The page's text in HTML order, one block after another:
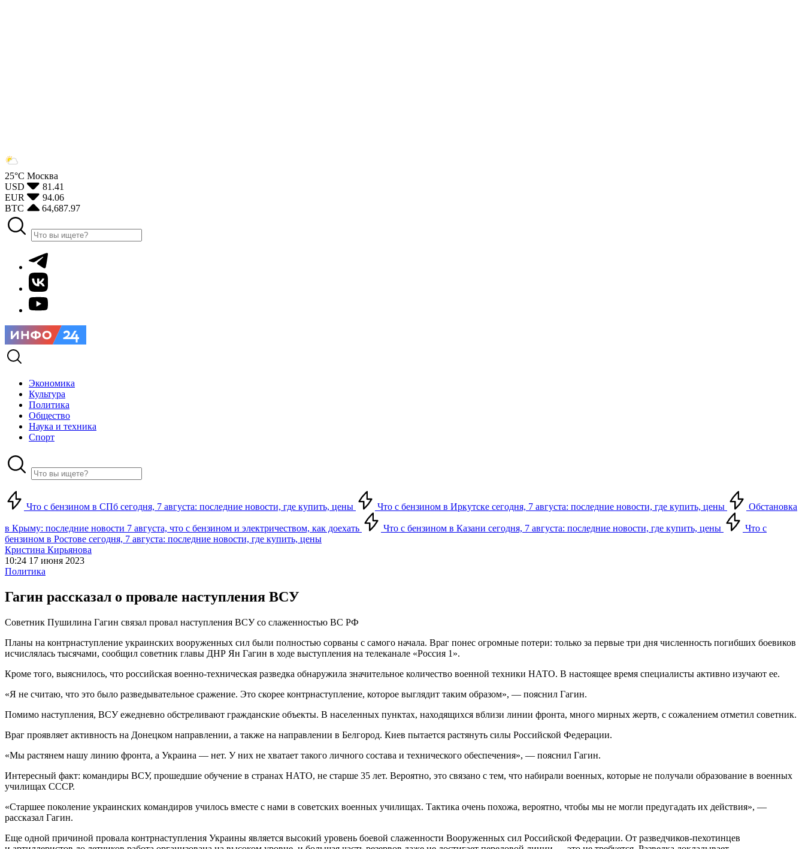
25°С Москва
USD
81.41
EUR
94.06
BTC
64,687.97
Экономика
Культура
Политика
Общество
Наука и техника
Спорт
Что с бензином в СПб сегодня, 7 августа: последние новости, где купить, цены Что с бензином в Иркутске сегодня, 7 августа: последние новости, где купить, цены Обстановка
в Крыму: последние новости 7 августа, что с бензином и электричеством, как доехать Что с бензином в Казани сегодня, 7 августа: последние новости, где купить, цены
Что с
бензином в Ростове сегодня, 7 августа: последние новости, где купить, цены
Кристина Кирьянова
10:24 17 июня 2023
Политика
Гагин рассказал о провале наступления ВСУ
Советник Пушилина Гагин связал провал наступления ВСУ со слаженностью ВС РФ
Планы на контрнаступление украинских вооруженных сил были полностью сорваны с самого начала. Враг понес огромные потери: только за первые три дня численность погибших боевиков
исчислялась тысячами, сообщил советник главы ДНР Ян Гагин в ходе выступления на телеканале «Россия 1».
Кроме того, выяснилось, что российская военно-техническая разведка обнаружила значительное количество военной техники НАТО. В настоящее время специалисты активно изучают ее.
«Я не считаю, что это было разведывательное сражение. Это скорее контрнаступление, которое выглядит таким образом», — пояснил Гагин.
Помимо наступления, ВСУ ежедневно обстреливают гражданские объекты. В населенных пунктах, находящихся вблизи линии фронта, много мирных жертв, с сожалением отметил советник.
Враг проявляет активность на Донецком направлении, а также на направлении в Белгород. Киев пытается растянуть силы Российской Федерации.
«Мы растянем нашу линию фронта, а Украина — нет. У них не хватает такого личного состава и технического обеспечения», — пояснил Гагин.
Интересный факт: командиры ВСУ, прошедшие обучение в странах НАТО, не старше 35 лет. Вероятно, это связано с тем, что набирали военных, которые не получали образование в военных
училищах СССР.
«Старшее поколение украинских командиров училось вместе с нами в советских военных училищах. Тактика очень похожа, вероятно, чтобы мы не могли предугадать их действия», —
рассказал Гагин.
Еще одной причиной провала контрнаступления Украины является высокий уровень боевой слаженности Вооруженных сил Российской Федерации. От разведчиков-пехотинцев